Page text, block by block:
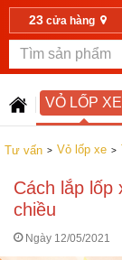
23cửa hàng
VỎ LỐP XE
Tư vấn Vỏ lốp xe
Cách lắp lốp
chiều
Ngày 12/05/2021